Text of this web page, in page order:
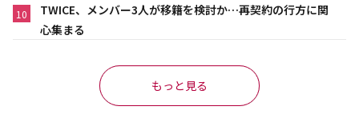
10
TWICE、メンバー3人が移籍を検討か…再契約の行方に関
心集まる
もっと見る